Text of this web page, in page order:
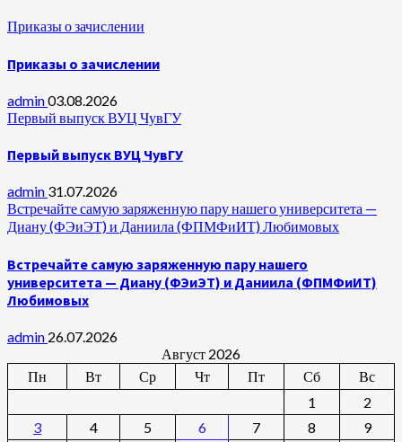
Приказы о зачислении
Приказы о зачислении
admin03.08.2026
Первый выпуск ВУЦ ЧувГУ
Первый выпуск ВУЦ ЧувГУ
admin 31.07.2026
Встречайте самую заряженную пару нашего университета —
Диану (ФЭиЭТ) и Даниила (ФПМФиИТ) Любимовых
Встречайте самую заряженную пару нашего
университета — Диану (ФЭиЭТ) и Даниила (ФПМФиИТ)
Любимовых
admin 26.07.2026
Август 2026
Пн
Вт Ср Чт Пт Сб
Вс
1
2
3
4 5 6 7 8
9